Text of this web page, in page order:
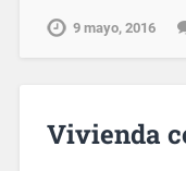
9 mayo, 2016
Vivienda